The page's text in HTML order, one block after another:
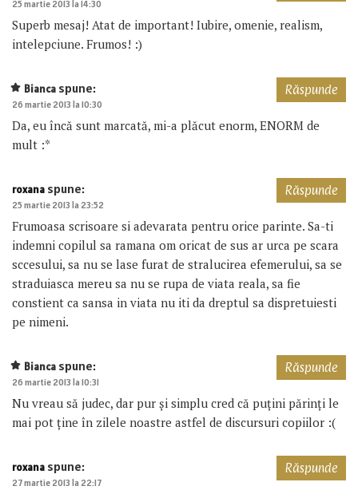
25 martie 2013 la 14:30
Superb mesaj! Atat de important! Iubire, omenie, realism,
intelepciune. Frumos! :)
Bianca spune:
26 martie 2013 la 10:30
Da, eu încă sunt marcată, mi-a plăcut enorm, ENORM de
mult :*
Răspunde
roxana spune:
25 martie 2013 la 23:52
Frumoasa scrisoare si adevarata pentru orice parinte. Sa-ti
indemni copilul sa ramana om oricat de sus ar urca pe scara
sccesului, sa nu se lase furat de stralucirea efemerului, sa se
straduiasca mereu sa nu se rupa de viata reala, sa fie
constient ca sansa in viata nu iti da dreptul sa dispretuiesti
pe nimeni.
Răspunde
Bianca spune:
26 martie 2013 la 10:31
Nu vreau să judec, dar pur și simplu cred că puțini părinți le
mai pot ține în zilele noastre astfel de discursuri copiilor :(
Răspunde
roxana spune:
27 martie 2013 la 22:17
Răspunde